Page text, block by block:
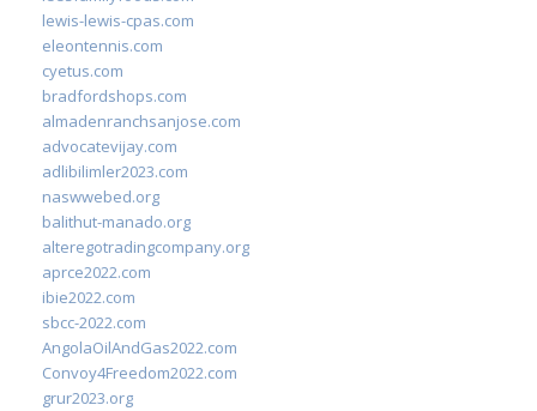
lewis-lewis-cpas.com
eleontennis.com
cyetus.com
bradfordshops.com
almadenranchsanjose.com
advocatevijay.com
adlibilimler2023.com
naswwebed.org
balithut-manado.org
alteregotradingcompany.org
aprce2022.com
ibie2022.com
sbcc-2022.com
AngolaOilAndGas2022.com
Convoy4Freedom2022.com
grur2023.org